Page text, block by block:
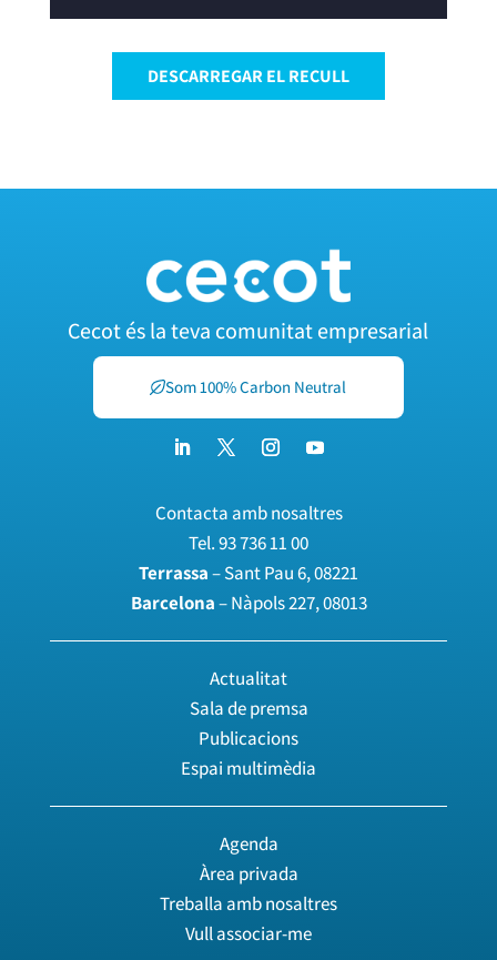
DESCARREGAR EL RECULL
Cecot és la teva comunitat empresarial
Som 100% Carbon Neutral
Contacta amb nosaltres
Tel.93 736 11 00
Terrassa– Sant Pau 6, 08221
Barcelona– Nàpols 227, 08013
Actualitat
Sala de premsa
Publicacions
Espai multimèdia
Agenda
Àrea privada
Treballa amb nosaltres
Vull associar-me